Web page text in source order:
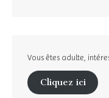
Vous êtes adulte,
Cliquez ici